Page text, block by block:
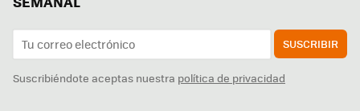
SUSCRIBIR
Suscribiéndote aceptas nuestra política de privacidad